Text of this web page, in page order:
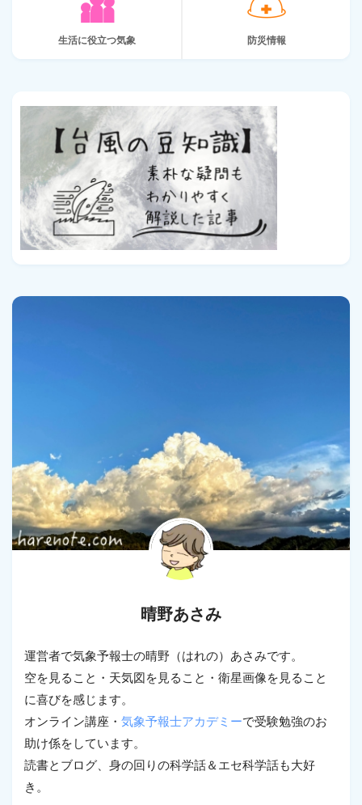
生活に役立つ気象 防災情報
晴野あさみ
運営者で気象予報士の晴野（はれの）あさみです。
空を見ること・天気図を見ること・衛星画像を見ること
に喜びを感じます。
オンライン講座・ 気象予報士アカデミーで受験勉強のお
助け係をしています。
読書とブログ、身の回りの科学話＆エセ科学話も大好
き。